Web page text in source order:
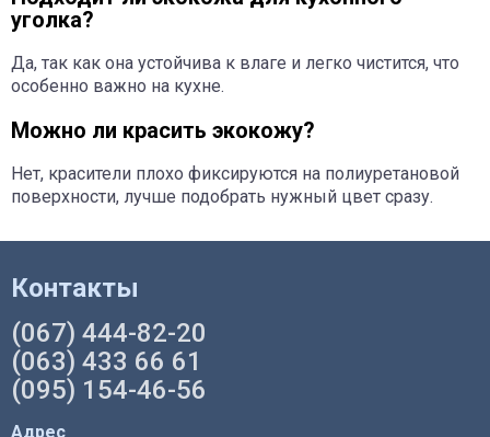
уголка?
Да, так как она устойчива к влаге и легко чистится, что
особенно важно на кухне.
Можно ли красить экокожу?
Нет, красители плохо фиксируются на полиуретановой
поверхности, лучше подобрать нужный цвет сразу.
Контакты
(067) 444-82-20
(063) 433 66 61
(095) 154-46-56
Адрес